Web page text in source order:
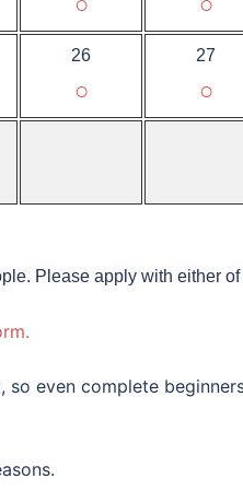
26
○
27
○
Please apply with either
so even complete